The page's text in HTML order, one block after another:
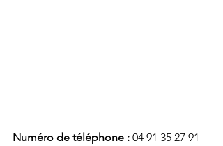
Numéro de téléphone : 04 91 35 27 91